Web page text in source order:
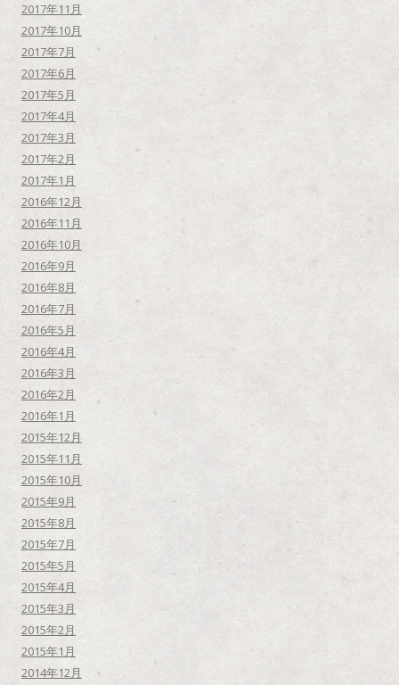
2017年11月
2017年10月
2017年7月
2017年6月
2017年5月
2017年4月
2017年3月
2017年2月
2017年1月
2016年12月
2016年11月
2016年10月
2016年9月
2016年8月
2016年7月
2016年5月
2016年4月
2016年3月
2016年2月
2016年1月
2015年12月
2015年11月
2015年10月
2015年9月
2015年8月
2015年7月
2015年5月
2015年4月
2015年3月
2015年2月
2015年1月
2014年12月